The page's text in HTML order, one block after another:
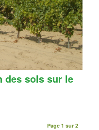
des sols sur le
Page 1 sur 2